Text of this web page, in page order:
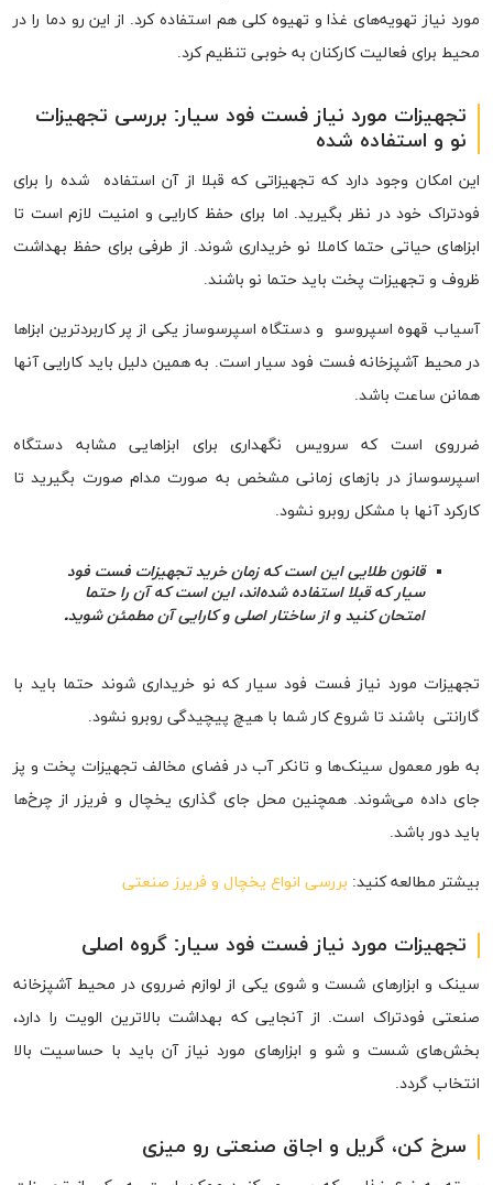
مورد نیاز تهویه‌های غذا و تهیوه کلی هم استفاده کرد. از این رو دما را در
محیط برای فعالیت کارکنان به خوبی تنظیم کرد.
تجهیزات مورد نیاز فست فود سیار: بررسی تجهیزات
نو و استفاده شده
این امکان وجود دارد که تجهیزاتی که قبلا از آن استفاده شده را برای
فودتراک خود در نظر بگیرید. اما برای حفظ کارایی و امنیت لازم است تا
ابزاهای حیاتی حتما کاملا نو خریداری شوند. از طرفی برای حفظ بهداشت
ظروف و تجهیزات پخت باید حتما نو باشند.
آسیاب قهوه اسپروسو و دستگاه اسپرسوساز یکی از پر کاربردترین ابزاها
در محیط آشپزخانه فست فود سیار است. به همین دلیل باید کارایی آنها
همانن ساعت باشد.
ضرروی است که سرویس نگهداری برای ابزاهایی مشابه دستگاه
اسپرسوساز در بازهای زمانی مشخص به صورت مدام صورت بگیرید تا
کارکرد آنها با مشکل روبرو نشود.
قانون طلایی این است که زمان خرید تجهیزات فست فود
سیار که قبلا استفاده شده‌اند، این است که آن را حتما
امتحان کنید و از ساختار اصلی و کارایی آن مطمئن شوید.
تجهیزات مورد نیاز فست فود سیار که نو خریداری شوند حتما باید با
گارانتی باشند تا شروع کار شما با هیچ پیچیدگی روبرو نشود.
به طور معمول سینک‌ها و تانکر آب در فضای مخالف تجهیزات پخت و پز
جای داده می‌شوند. همچنین محل جای گذاری یخچال و فریزر از چرخ‌ها
باید دور باشد.
بیشتر مطالعه کنید: بررسی انواع یخچال و فریرز صنعتی
تجهیزات مورد نیاز فست فود سیار: گروه اصلی
سینک و ابزارهای شست و شوی یکی از لوازم ضرروی در محیط آشپزخانه
صنعتی فودتراک است. از آنجایی که بهداشت بالاترین الویت را دارد،
بخش‌های شست و شو و ابزارهای مورد نیاز آن باید با حساسیت بالا
انتخاب گردد.
سرخ کن، گریل و اجاق صنعتی رو میزی